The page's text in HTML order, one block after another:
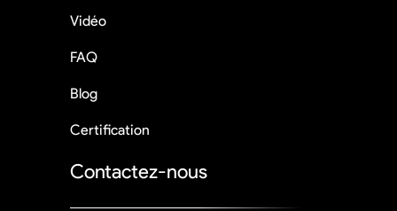
Vidéo
FAQ
Blog
Certification
Contactez-nous